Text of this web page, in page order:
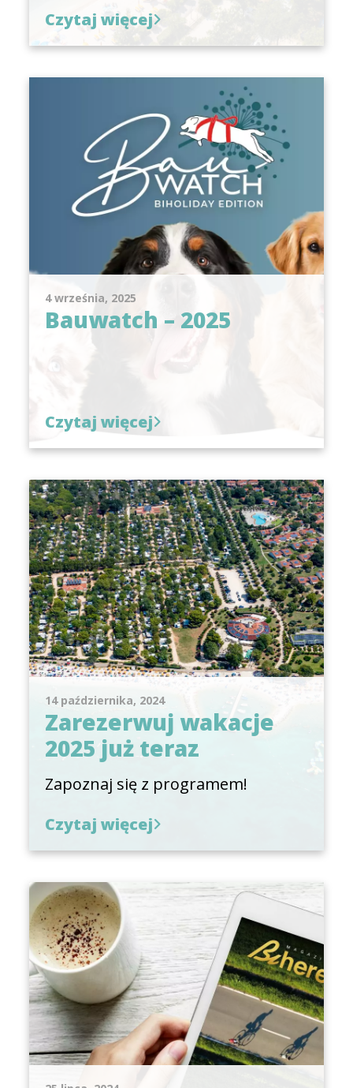
Czytaj więcej
4 września, 2025
Bauwatch – 2025
Czytaj więcej
14 października, 2024
Zarezerwuj wakacje
2025 już teraz
Zapoznaj się z programem!
Czytaj więcej